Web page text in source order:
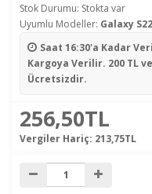
Stok Durumu: Stokta var
Uyumlu Modeller: Galaxy
Saat 16:30'a Kadar
Kargoya Verilir. 200 TL
Ücretsizdir.
256,50TL
Vergiler Hariç: 213,75TL